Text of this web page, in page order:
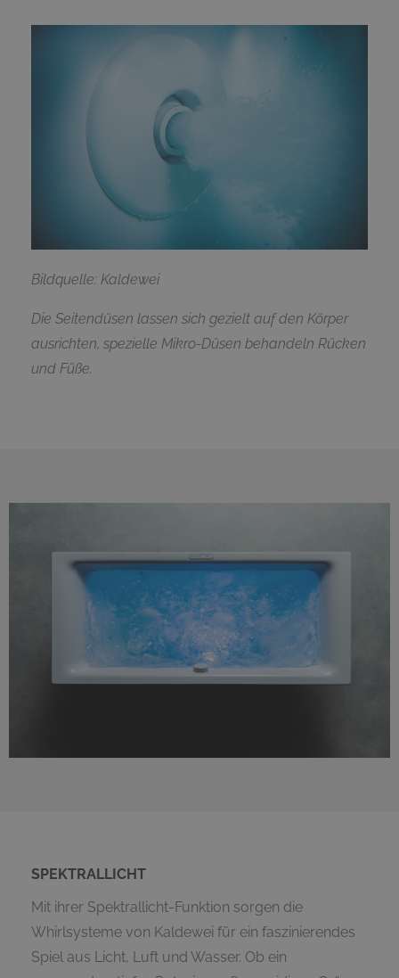
Bildquelle: Kaldewei
Die Seitendüsen lassen sich gezielt auf den Körper
ausrichten, spezielle Mikro-Düsen behandeln Rücken
und Füße.
SPEKTRALLICHT
Mit ihrer Spektrallicht-Funktion sorgen die
Whirlsysteme von Kaldewei für ein faszinierendes
Spiel aus Licht, Luft und Wasser. Ob ein